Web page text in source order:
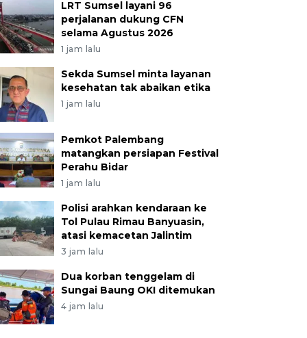
LRT Sumsel layani 96
perjalanan dukung CFN
selama Agustus 2026
1 jam lalu
Sekda Sumsel minta layanan
kesehatan tak abaikan etika
1 jam lalu
Pemkot Palembang
matangkan persiapan Festival
Perahu Bidar
1 jam lalu
Polisi arahkan kendaraan ke
Tol Pulau Rimau Banyuasin,
atasi kemacetan Jalintim
3 jam lalu
Dua korban tenggelam di
Sungai Baung OKI ditemukan
4 jam lalu